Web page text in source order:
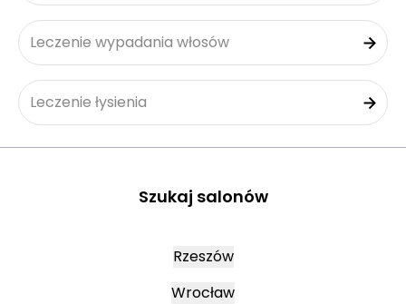
Leczenie wypadania włosów
Leczenie łysienia
Szukaj salonów
Rzeszów
Wrocław